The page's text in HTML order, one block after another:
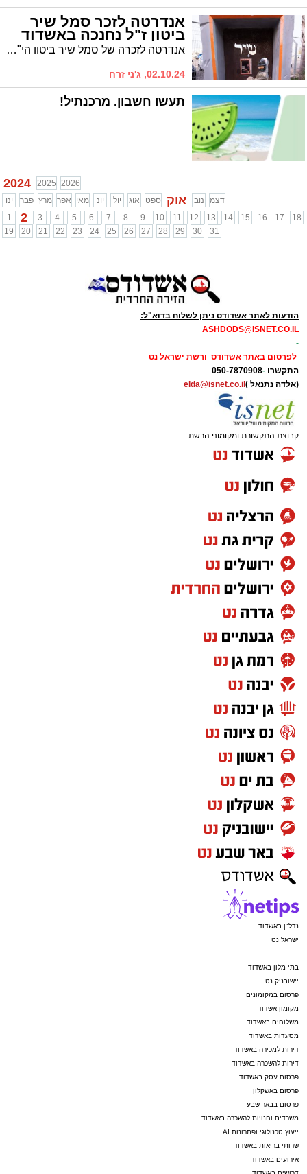
אנדרטה לזכר סמל שיר
ביטון ז"ל נחנכה באשדוד
אנדרטה לזכרה של סמל שיר ביטון הי"ד נחנכה השבוע בתחנת מגן דוד אדום באשדוד. בחודשים האחרונים נתרמו לתחנת מד"א באשדוד ניידת טיפול נמרץ וארבעה אמבולנסים על שמה. כמו כן, נחנך אגף הדרכה לזכרה בתחנה.
02.10.24, ג'ני זרח
תעשו חשבון. מרכנתיל!
2024 2025 2026
ינו
פבר מרץ אפר מאי יונ יול אוג ספט אוק נוב
דצמ
1
2 3 4 5 6 7 8 9 10 11 12 13 14 15 16 17
18
19
20 21 22 23 24 25 26 27 28 29 30 31
הודעות לאתר אשדודס ניתן לשלוח בדוא"ל:
ASHDODS@ISNET.CO.IL
-
לפרסום באתר אשדודס ורשת ישראל נט
התקשרו -
050-7870908
(אלדה נתנאל ) elda@isnet.co.il
קבוצת התקשורת ומקומוני הרשת:
נדל"ן באשדוד
ישראל נט
-
בתי מלון באשדוד
יישובניק נט
פרסום במקומונים
מקומון אשדוד
משלוחים באשדוד
מסעדות באשדוד
דירות למכירה באשדוד
דירות להשכרה באשדוד
פרסום עסק באשדוד
פרסום באשקלון
פרסום בבאר שבע
משרדים וחנויות להשכרה באשדוד
ייעוץ טכנולוגי ופתרונות AI
שרותי בריאות באשדוד
אירועים באשדוד